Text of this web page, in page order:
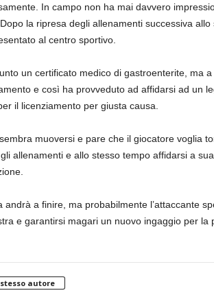
In campo non ha mai davvero
la ripresa degli allenamenti successiva
al centro sportivo.
un certificato medico di gastroenterite, ma
e così ha provveduto ad affidarsi ad un
il licenziamento per giusta causa.
muoversi e pare che il giocatore voglia
allenamenti e allo stesso tempo affidarsi a
a finire, ma probabilmente l’attaccante
e garantirsi magari un nuovo ingaggio per la
autore